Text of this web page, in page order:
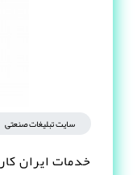
سایت تبلیغات صنعتی
خدمات ایران